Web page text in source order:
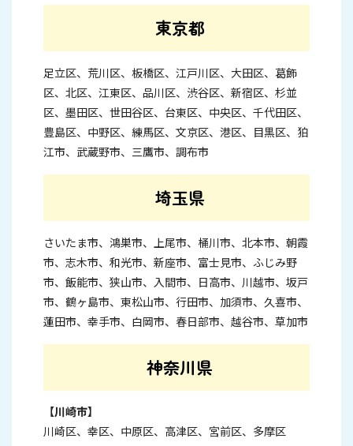
東京都
足立区、荒川区、板橋区、江戸川区、大田区、葛飾
区、北区、江東区、品川区、渋谷区、新宿区、杉並
区、墨田区、世田谷区、台東区、中央区、千代田区、
豊島区、中野区、練馬区、文京区、港区、目黒区、狛
江市、武蔵野市、三鷹市、調布市
埼玉県
さいたま市、鴻巣市、上尾市、桶川市、北本市、朝霞
市、志木市、和光市、新座市、富士見市、ふじみ野
市、飯能市、狭山市、入間市、日高市、川越市、坂戸
市、鶴ヶ島市、東松山市、行田市、加須市、久喜市、
蓮田市、幸手市、白岡市、春日部市、越谷市、草加市
神奈川県
【川崎市】
川崎区、幸区、中原区、高津区、宮前区、多摩区